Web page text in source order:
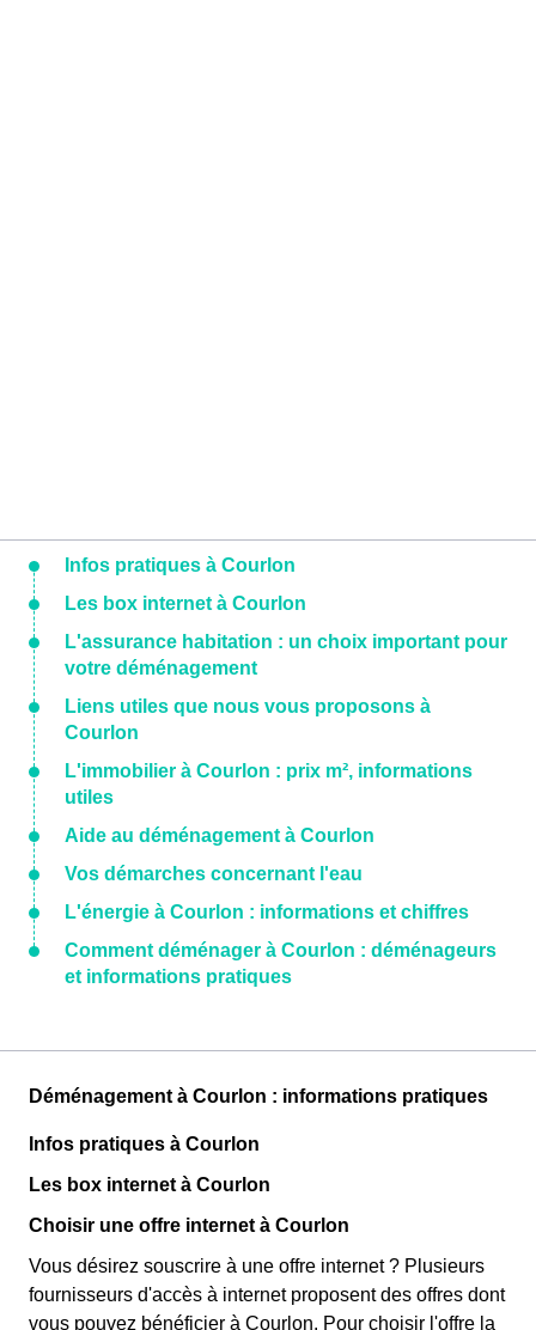
Infos pratiques à Courlon
Les box internet à Courlon
L'assurance habitation : un choix important pour
votre déménagement
Liens utiles que nous vous proposons à
Courlon
L'immobilier à Courlon : prix m², informations
utiles
Aide au déménagement à Courlon
Vos démarches concernant l'eau
L'énergie à Courlon : informations et chiffres
Comment déménager à Courlon : déménageurs
et informations pratiques
Déménagement à Courlon : informations pratiques
Infos pratiques à Courlon
Les box internet à Courlon
Choisir une offre internet à Courlon
Vous désirez souscrire à une offre internet ? Plusieurs
fournisseurs d'accès à internet proposent des offres dont
vous pouvez bénéficier à Courlon. Pour choisir l'offre la